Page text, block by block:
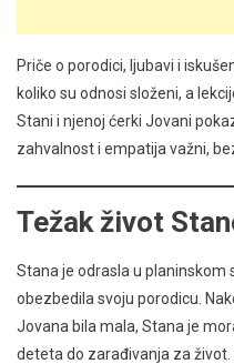
Priče o porodici, ljubavi i
koliko su odnosi složeni, a
Stani i njenoj ćerki Jovani
zahvalnost i empatija važni,
Težak život
Stana je odrasla u planinskom
obezbedila svoju porodicu.
Jovana bila mala, Stana je
deteta do zarađivanja za